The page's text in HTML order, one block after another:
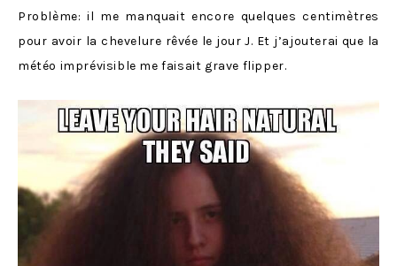
Problème: il me manquait encore quelques centimètres
pour avoir la chevelure rêvée le jour J. Et j’ajouterai que la
météo imprévisible me faisait grave flipper.